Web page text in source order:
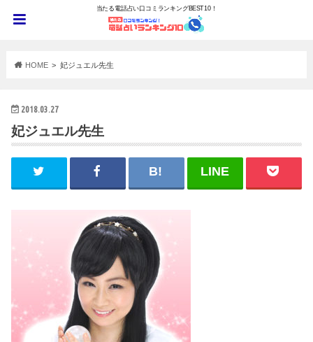
当たる電話占い口コミランキングBEST10！
HOME 妃ジュエル先生
2018.03.27
妃ジュエル先生